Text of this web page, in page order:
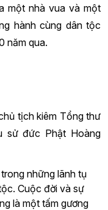
một nhà vua và một
hành cùng dân tộc
năm qua.
tịch kiêm Tổng thư
sử đức Phật Hoàng
những lãnh tụ
Cuộc đời và sự
là một tấm gương